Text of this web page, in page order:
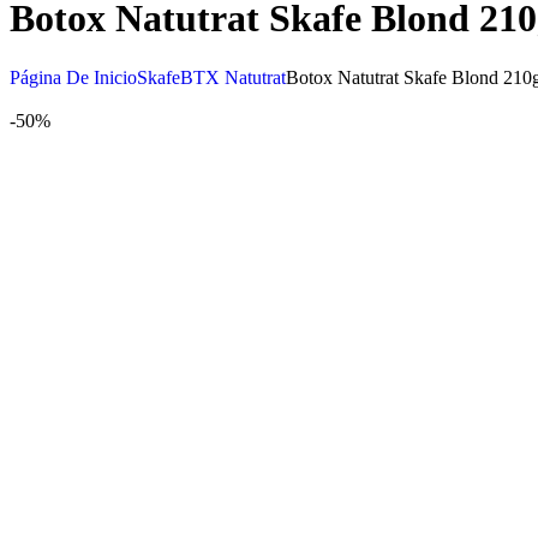
Botox Natutrat Skafe Blond
Página De InicioSkafeBTX NatutratBotox Natutrat Skafe Blond
-50%